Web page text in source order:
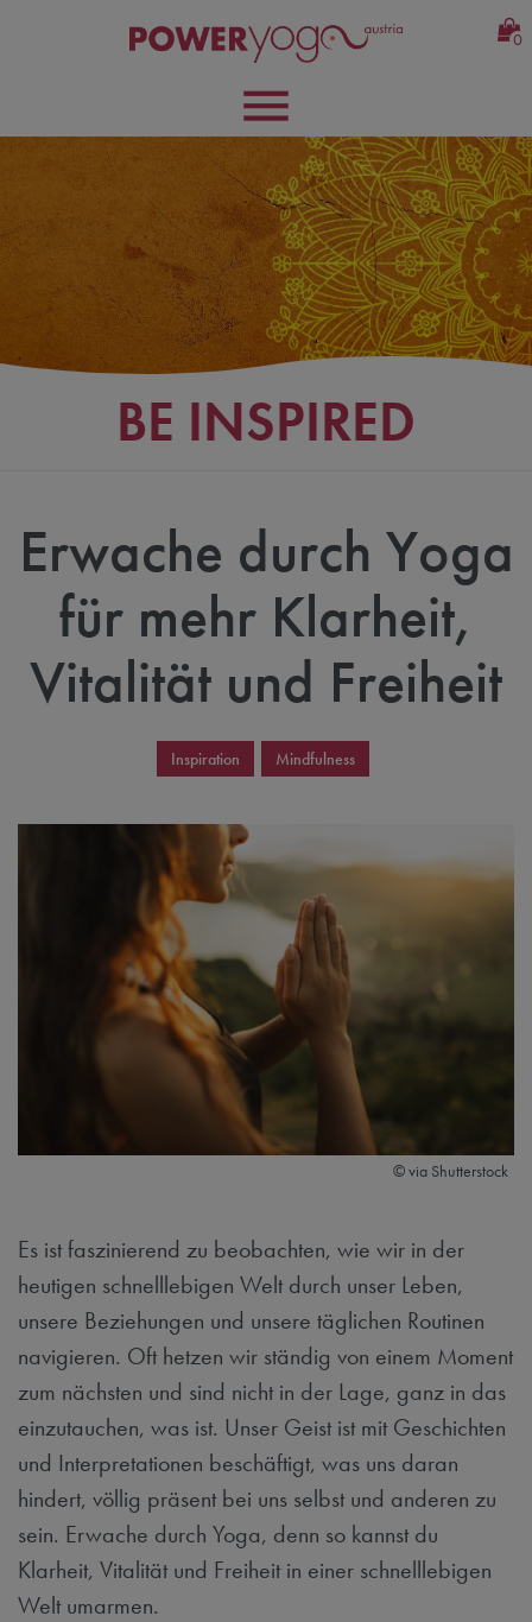
0
BE INSPIRED
Erwache durch Yoga
für mehr Klarheit,
Vitalität und Freiheit
Inspiration Mindfulness
© via Shutterstock
Es ist faszinierend zu beobachten, wie wir in der
heutigen schnelllebigen Welt durch unser Leben,
unsere Beziehungen und unsere täglichen Routinen
navigieren. Oft hetzen wir ständig von einem Moment
zum nächsten und sind nicht in der Lage, ganz in das
einzutauchen, was ist. Unser Geist ist mit Geschichten
und Interpretationen beschäftigt, was uns daran
hindert, völlig präsent bei uns selbst und anderen zu
sein. Erwache durch Yoga, denn so kannst du
Klarheit, Vitalität und Freiheit in einer schnelllebigen
Welt umarmen.